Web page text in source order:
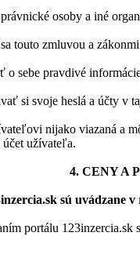
osoby a iné
touto zmluvou a
o sebe pravdivé
si svoje heslá a účty v
nijako viazaná a
účet užívateľa.
4. CENY A
sú uvádzane
portálu